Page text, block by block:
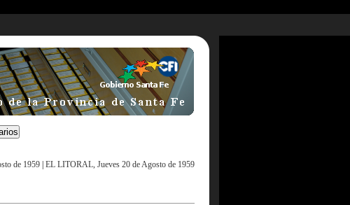
de 1959 EL LITORAL, Jueves 20 de Agosto de 1959